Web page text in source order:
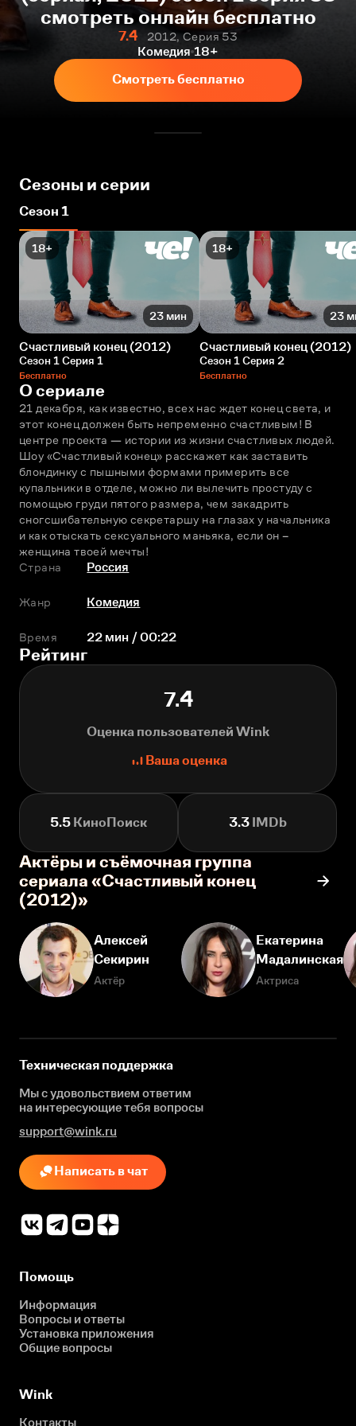
смотреть онлайн бесплатно
7.4
2012, Серия 53
Комедия 18+
Смотреть бесплатно
Сезоны и серии
Сезон 1
18+
23 мин
Счастливый конец (2012)
Сезон 1 Серия 1
Бесплатно
18+
23
Счастливый конец (2012)
Сезон 1 Серия 2
Бесплатно
О сериале
21 декабря, как известно, всех нас ждет конец света, и
этот конец должен быть непременно счастливым! В
центре проекта — истории из жизни счастливых людей.
Шоу «Счастливый конец» расскажет как заставить
блондинку с пышными формами примерить все
купальники в отделе, можно ли вылечить простуду с
помощью груди пятого размера, чем закадрить
сногсшибательную секретаршу на глазах у начальника
и как отыскать сексуального маньяка, если он –
женщина твоей мечты!
Страна
Россия
Жанр Комедия
Время 22 мин / 00:22
Рейтинг
7.4
Оценка пользователей Wink
Ваша оценка
5.5 КиноПоиск 3.3IMDb
Актёры и съёмочная группа
сериала «Счастливый конец
(2012)»
Алексей
Секирин
Актёр
Екатерина
Мадалинская
Актриса
Техническая поддержка
Мы с удовольствием ответим
на интересующиетебя вопросы
support@wink.ru
Написать в чат
Помощь
Информация
Вопросы и ответы
Установка приложения
Общие вопросы
Wink
Контакты